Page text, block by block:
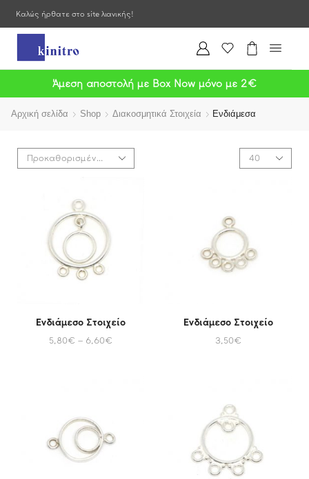
Καλώς ήρθατε στο site λιανικής!
Άμεση αποστολή με Box Now μόνο με 2€
Αρχική σελίδα Shop Διακοσμητικά Στοιχεία Ενδιάμεσα
Ενδιάμεσο Στοιχείο
5,80€ – 6,60€
Ενδιάμεσο Στοιχείο
3,50€